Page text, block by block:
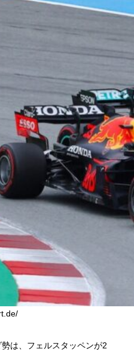
は、フェルスタッペンが2